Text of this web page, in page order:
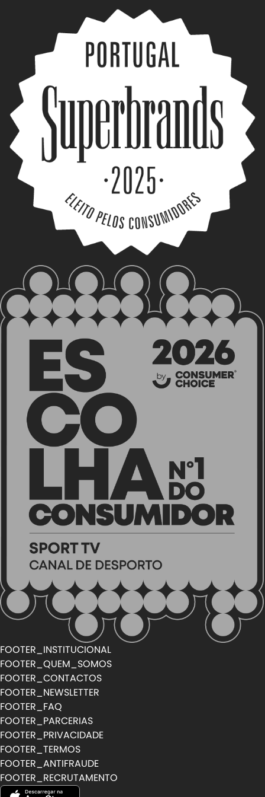
FOOTER_INSTITUCIONAL
FOOTER_QUEM_SOMOS
FOOTER_CONTACTOS
FOOTER_NEWSLETTER
FOOTER_FAQ
FOOTER_PARCERIAS
FOOTER_PRIVACIDADE
FOOTER_TERMOS
FOOTER_ANTIFRAUDE
FOOTER_RECRUTAMENTO